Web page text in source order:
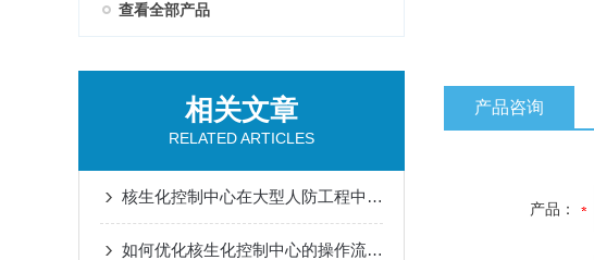
查看全部产品
相关文章
RELATED ARTICLES
核生化控制中心在大型人防工程中空气质量监测传感器的集成
如何优化核生化控制中心的操作流程？
产品咨询
产品：